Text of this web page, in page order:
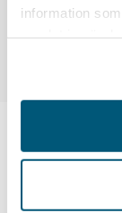
information
Du